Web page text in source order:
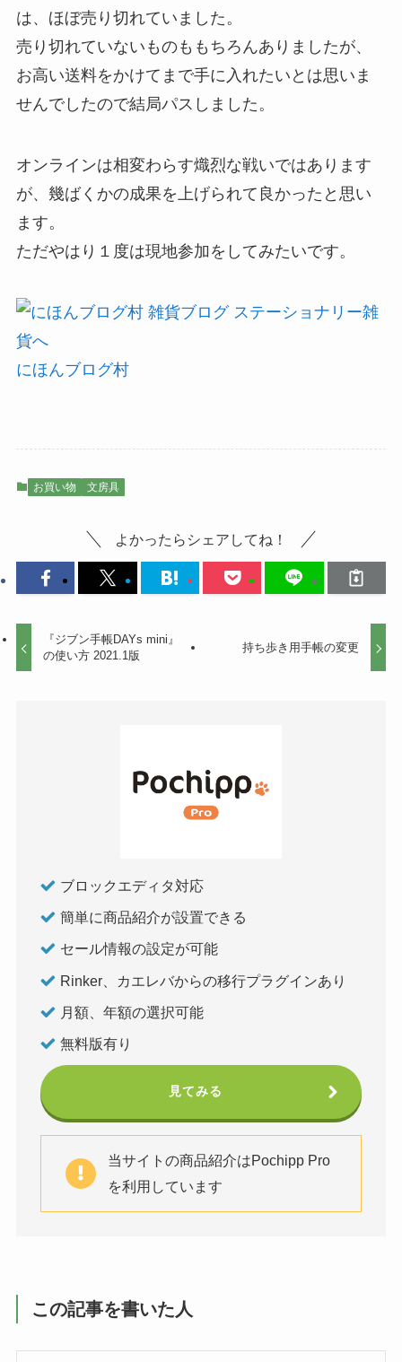
は、ほぼ売り切れていました。
売り切れていないものももちろんありましたが、
お高い送料をかけてまで手に入れたいとは思いま
せんでしたので結局パスしました。
オンラインは相変わらす熾烈な戦いではあります
が、幾ばくかの成果を上げられて良かったと思い
ます。
ただやはり１度は現地参加をしてみたいです。
にほんブログ村
お買い物 文房具
よかったらシェアしてね！
『ジブン手帳DAYs mini』
の使い方 2021.1版
持ち歩き用手帳の変更
ブロックエディタ対応
簡単に商品紹介が設置できる
セール情報の設定が可能
Rinker、カエレバからの移行プラグインあり
月額、年額の選択可能
無料版有り
見てみる
当サイトの商品紹介はPochipp Pro
を利用しています
この記事を書いた人